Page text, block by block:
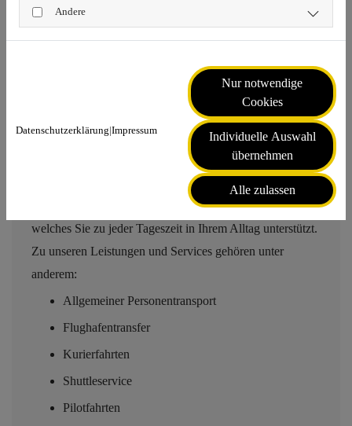
07045 201035
Unsere Leistungen im Überblick
Wir haben für Sie ein breites Angebotspaket erstellt,
welches Sie zu jeder Tageszeit in Ihrem Alltag unterstützt.
Zu unseren Leistungen und Services gehören unter
anderem:
Allgemeiner Personentransport
Flughafentransfer
Kurierfahrten
Shuttleservice
Pilotfahrten
Andere
Datenschutzerklärung|Impressum
Nur notwendige
Cookies
Individuelle Auswahl
übernehmen
Alle zulassen